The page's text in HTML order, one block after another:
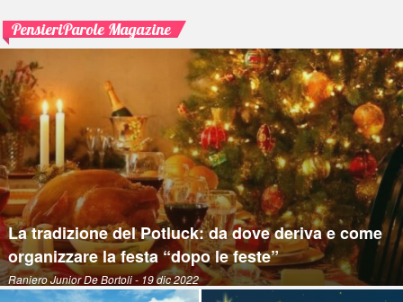
PensieriParole Magazine
La tradizione del Potluck: da dove deriva e come
organizzare la festa “dopo le feste”
Raniero Junior De Bortoli- 19 dic 2022